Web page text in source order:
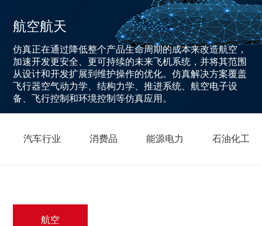
航空航天
仿真正在通过降低整个产品生命周期的成本来改造航空，
加速开发更安全、更可持续的未来飞机系统，并将其范围
从设计和开发扩展到维护操作的优化。仿真解决方案覆盖
飞行器空气动力学、结构力学、推进系统、航空电子设
备、飞行控制和环境控制等仿真应用。
汽车行业 消费品 能源电力 石油化工
航空